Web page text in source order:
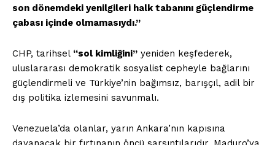
son dönemdeki yenilgileri halk tabanını güçlendirme
çabası içinde olmamasıydı.”
CHP, tarihsel “sol kimliğini” yeniden keşfederek,
uluslararası demokratik sosyalist cepheyle bağlarını
güçlendirmeli ve Türkiye’nin bağımsız, barışçıl, adil bir
dış politika izlemesini savunmalı.
Venezuela’da olanlar, yarın Ankara’nın kapısına